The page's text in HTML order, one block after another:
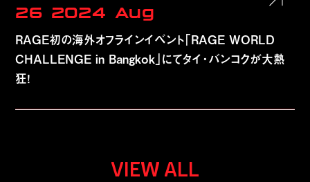
26 2024 Aug
RAGE初の海外オフラインイベント「RAGE WORLD
CHALLENGE in Bangkok」にてタイ・バンコクが大熱
狂！
VIEW ALL